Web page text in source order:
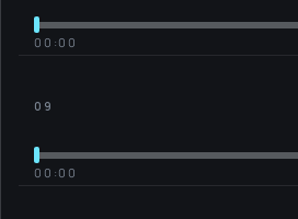
00:00
09
00:00